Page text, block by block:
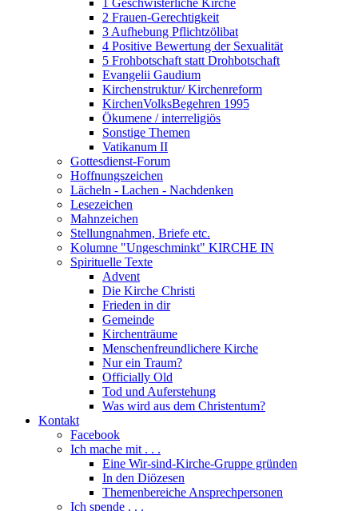
1 Geschwisterliche Kirche
2 Frauen-Gerechtigkeit
3 Aufhebung Pflichtzölibat
4 Positive Bewertung der Sexualität
5 Frohbotschaft statt Drohbotschaft
Evangelii Gaudium
Kirchenstruktur/ Kirchenreform
KirchenVolksBegehren 1995
Ökumene / interreligiös
Sonstige Themen
Vatikanum II
Gottesdienst-Forum
Hoffnungszeichen
Lächeln - Lachen - Nachdenken
Lesezeichen
Mahnzeichen
Stellungnahmen, Briefe etc.
Kolumne "Ungeschminkt" KIRCHE IN
Spirituelle Texte
Advent
Die Kirche Christi
Frieden in dir
Gemeinde
Kirchenträume
Menschenfreundlichere Kirche
Nur ein Traum?
Officially Old
Tod und Auferstehung
Was wird aus dem Christentum?
Kontakt
Facebook
Ich mache mit . . .
Eine Wir-sind-Kirche-Gruppe gründen
In den Diözesen
Themenbereiche Ansprechpersonen
Ich spende . . .